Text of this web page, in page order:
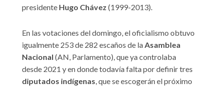
presidente Hugo Chávez (1999-2013).
En las votaciones del domingo, el oficialismo obtuvo
igualmente 253 de 282 escaños de la Asamblea
Nacional (AN, Parlamento), que ya controlaba
desde 2021 y en donde todavía falta por definir tres
diputados indígenas , que se escogerán el próximo